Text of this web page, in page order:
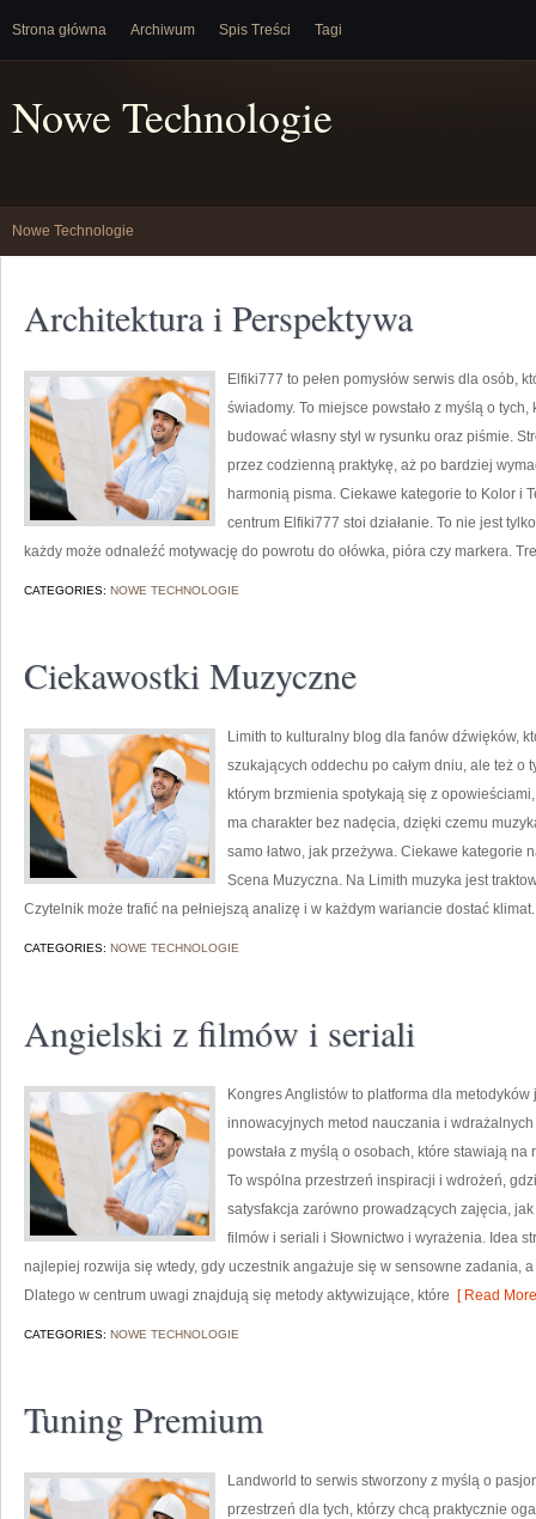
Strona główna Archiwum Spis Treści Tagi
Nowe Technologie
Nowe Technologie
Architektura i Perspektywa
Elfiki777 to pełen pomysłów serwis dla osób,
świadomy. To miejsce powstało z myślą o
budować własny styl w rysunku oraz piśmie.
przez codzienną praktykę, aż po bardziej
harmonią pisma. Ciekawe kategorie to Kolor i
centrum Elfiki777 stoi działanie. To nie jest
każdy może odnaleźć motywację do powrotu do ołówka, pióra czy markera.
CATEGORIES: NOWE TECHNOLOGIE
Ciekawostki Muzyczne
Limith to kulturalny blog dla fanów dźwięków,
szukających oddechu po całym dniu, ale też o
którym brzmienia spotykają się z
ma charakter bez nadęcia, dzięki czemu
samo łatwo, jak przeżywa. Ciekawe kategorie
Scena Muzyczna. Na Limith muzyka jest
Czytelnik może trafić na pełniejszą analizę i w każdym wariancie dostać klimat.
CATEGORIES: NOWE TECHNOLOGIE
Angielski z filmów i seriali
Kongres Anglistów to platforma dla
innowacyjnych metod nauczania i
powstała z myślą o osobach, które stawiają
To wspólna przestrzeń inspiracji i wdrożeń,
satysfakcja zarówno prowadzących zajęcia,
filmów i seriali i Słownictwo i wyrażenia. Idea
najlepiej rozwija się wtedy, gdy uczestnik angażuje się w sensowne zadania,
Dlatego w centrum uwagi znajdują się metody aktywizujące, które [ Read
CATEGORIES: NOWE TECHNOLOGIE
Tuning Premium
Landworld to serwis stworzony z myślą o
przestrzeń dla tych, którzy chcą praktycznie